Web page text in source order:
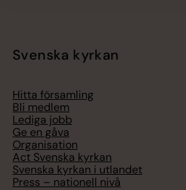
Svenska kyrkan
Hitta församling
Bli medlem
Lediga jobb
Ge en gåva
Organisation
Act Svenska kyrkan
Svenska kyrkan i utlandet
Press – nationell nivå